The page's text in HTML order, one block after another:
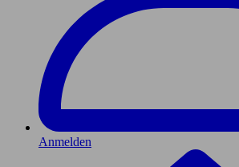
Anmelden